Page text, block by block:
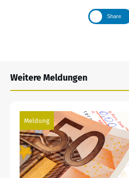
Share
Weitere Meldungen
Meldung